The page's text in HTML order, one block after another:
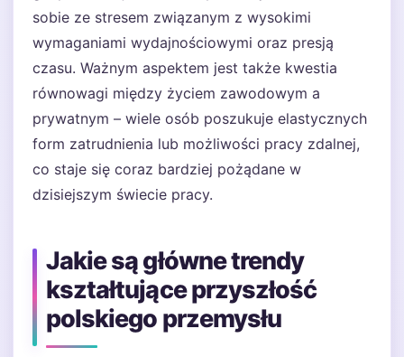
sobie ze stresem związanym z wysokimi
wymaganiami wydajnościowymi oraz presją
czasu. Ważnym aspektem jest także kwestia
równowagi między życiem zawodowym a
prywatnym – wiele osób poszukuje elastycznych
form zatrudnienia lub możliwości pracy zdalnej,
co staje się coraz bardziej pożądane w
dzisiejszym świecie pracy.
Jakie są główne trendy
kształtujące przyszłość
polskiego przemysłu